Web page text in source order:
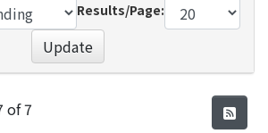
Results/Page:
Update
of 7